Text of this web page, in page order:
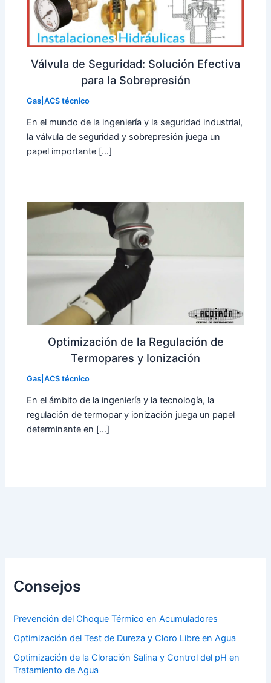
Válvula de Seguridad: Solución Efectiva
para la Sobrepresión
Gas|ACS técnico
En el mundo de la ingeniería y la seguridad industrial,
la válvula de seguridad y sobrepresión juega un
papel importante […]
Optimización de la Regulación de
Termopares y Ionización
Gas|ACS técnico
En el ámbito de la ingeniería y la tecnología, la
regulación de termopar y ionización juega un papel
determinante en […]
Consejos
Prevención del Choque Térmico en Acumuladores
Optimización del Test de Dureza y Cloro Libre en Agua
Optimización de la Cloración Salina y Control del pH en
Tratamiento de Agua